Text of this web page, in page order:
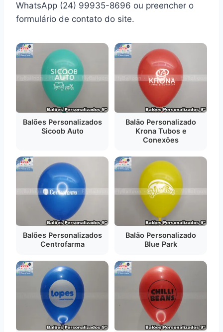
WhatsApp (24) 99935-8696 ou preencher o
formulário de contato do site.
Balões Personalizados
Sicoob Auto
Balão Personalizado
Krona Tubos e
Conexões
Balões Personalizados
Centrofarma
Balão Personalizado
Blue Park